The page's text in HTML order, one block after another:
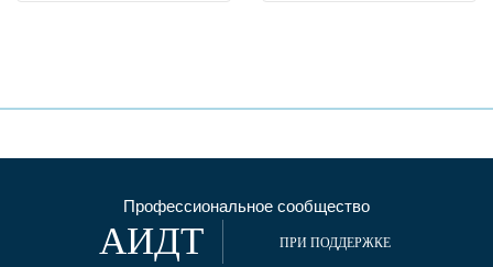
Профессиональное сообщество
АИДТ ПРИ ПОДДЕРЖКЕ